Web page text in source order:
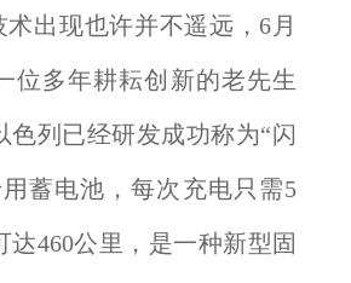
出现也许并不遥远，6月
位多年耕耘创新的老先生
色列已经研发成功称为“闪
蓄电池，每次充电只需5
达460公里，是一种新型固